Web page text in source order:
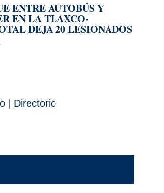
ENTRE AUTOBÚS Y
EN LA TLAXCO-
DEJA 20 LESIONADOS
Directorio